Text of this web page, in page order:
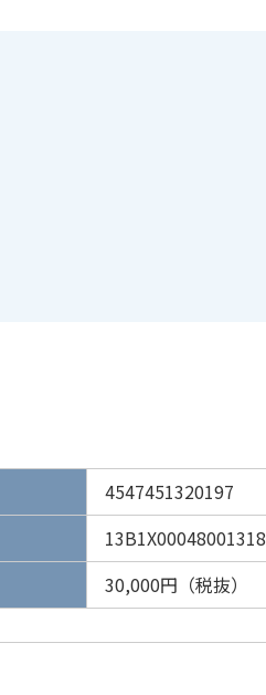
4547451320197
13B1X00048001318
30,000円（税抜）